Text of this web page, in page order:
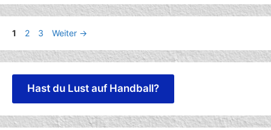
Seite
1 Seite
2 Seite
3 Weiter →
Hast du Lust auf Handball?